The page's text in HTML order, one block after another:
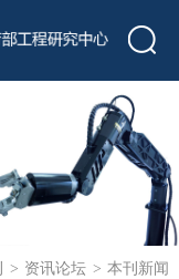
> 资讯论坛 >本刊新闻